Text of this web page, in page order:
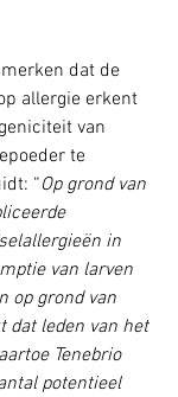
dat de
allergie erkent
van
te
“Op grond van
in
van larven
op grond van
dat leden van het
Tenebrio
potentieel